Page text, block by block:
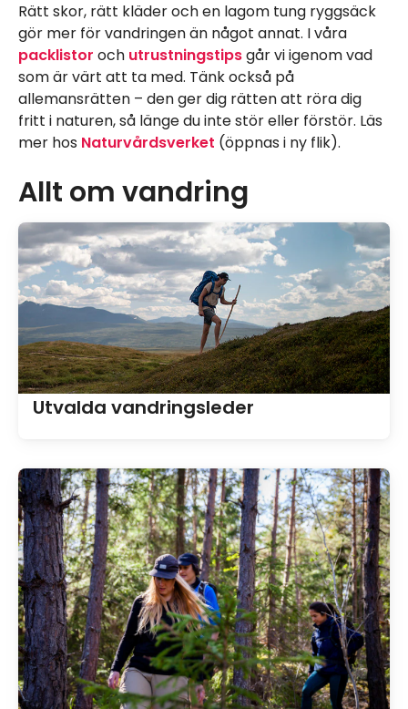
Rätt skor, rätt kläder och en lagom tung ryggsäck
gör mer för vandringen än något annat. I våra
packlistor och utrustningstipsgår vi igenom vad
som är värt att ta med. Tänk också på
allemansrätten – den ger dig rätten att röra dig
fritt i naturen, så länge du inte stör eller förstör. Läs
mer hos Naturvårdsverket (öppnas i ny flik).
Allt om vandring
Utvalda vandringsleder